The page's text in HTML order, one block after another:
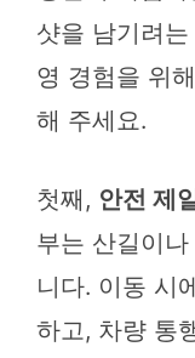
샷을 남기려
영 경험을 위
해 주세요.
첫째, 안전 제
부는 산길이
니다. 이동 시
하고, 차량 통